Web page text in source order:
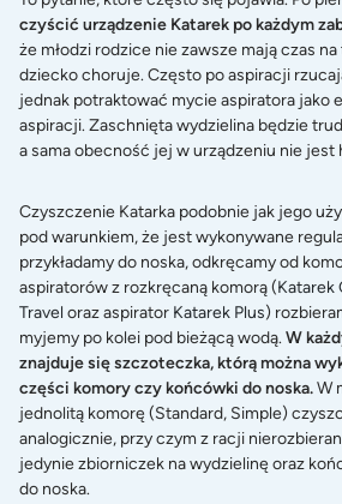
czyścić urządzenie Katarek po każdym
że młodzi rodzice nie zawsze mają czas
dziecko choruje. Często po aspiracji
jednak potraktować mycie aspiratora jako
aspiracji. Zaschnięta wydzielina będzie
a sama obecność jej w urządzeniu nie jest
Czyszczenie Katarka podobnie jak jego
pod warunkiem, że jest wykonywane
przykładamy do noska, odkręcamy od
aspiratorów z rozkręcaną komorą (Katarek
Travel oraz aspirator Katarek Plus)
myjemy po kolei pod bieżącą wodą.W
znajduje się szczoteczka, którą można
części komory czy końcówki do noska.W
jednolitą komorę (Standard, Simple)
analogicznie, przy czym z racji
jedynie zbiorniczek na wydzielinę oraz
do noska.